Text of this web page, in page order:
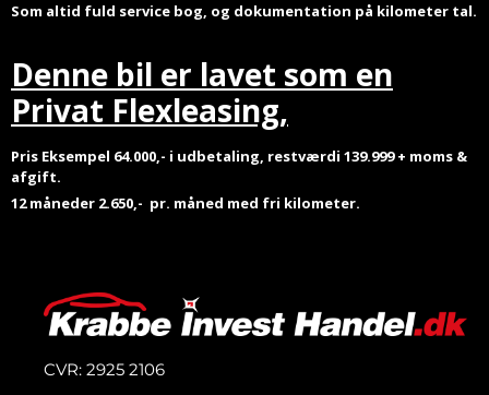
Som altid fuld service bog, og dokumentation på kilometer tal.
Denne bil er lavet som en
Privat Flexleasing,
Pris Eksempel 64.000,- i udbetaling, restværdi 139.999 + moms &
afgift.
12 måneder 2.650,- pr. måned med fri kilometer.
CVR: 2925 2106